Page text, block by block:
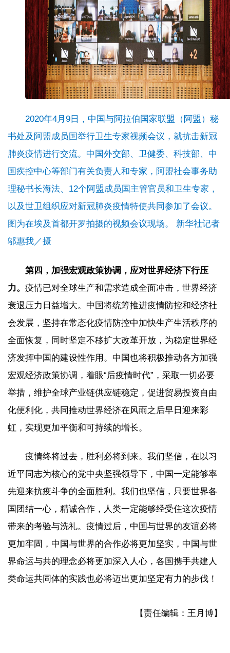
2020年4月9日，中国与阿拉伯国家联盟（阿盟）秘
书处及阿盟成员国举行卫生专家视频会议，就抗击新冠
肺炎疫情进行交流。中国外交部、卫健委、科技部、中
国疾控中心等部门有关负责人和专家，阿盟社会事务助
理秘书长海法、12个阿盟成员国主管官员和卫生专家，
以及世卫组织应对新冠肺炎疫情特使共同参加了会议。
图为在埃及首都开罗拍摄的视频会议现场。 新华社记者
邬惠我／摄
第四，加强宏观政策协调，应对世界经济下行压
力。 疫情已对全球生产和需求造成全面冲击，世界经济
衰退压力日益增大。中国将统筹推进疫情防控和经济社
会发展，坚持在常态化疫情防控中加快生产生活秩序的
全面恢复，同时坚定不移扩大改革开放，为稳定世界经
济发挥中国的建设性作用。中国也将积极推动各方加强
宏观经济政策协调，着眼“后疫情时代”，采取一切必要
举措，维护全球产业链供应链稳定，促进贸易投资自由
化便利化，共同推动世界经济在风雨之后早日迎来彩
虹，实现更加平衡和可持续的增长。
疫情终将过去，胜利必将到来。我们坚信，在以习
近平同志为核心的党中央坚强领导下，中国一定能够率
先迎来抗疫斗争的全面胜利。我们也坚信，只要世界各
国团结一心，精诚合作，人类一定能够经受住这次疫情
带来的考验与洗礼。疫情过后，中国与世界的友谊必将
更加牢固，中国与世界的合作必将更加坚实，中国与世
界命运与共的理念必将更加深入人心，各国携手共建人
类命运共同体的实践也必将迈出更加坚定有力的步伐！
【责任编辑：王月博】